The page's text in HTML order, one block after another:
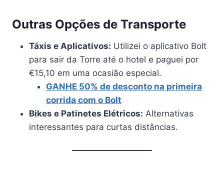
Outras Opções de Transporte
Táxis e Aplicativos: Utilizei o aplicativo Bolt
para sair da Torre até o hotel e paguei por
€15,10 em uma ocasião especial.
GANHE 50% de desconto na primeira
corrida com o Bolt
Bikes e Patinetes Elétricos: Alternativas
interessantes para curtas distâncias.